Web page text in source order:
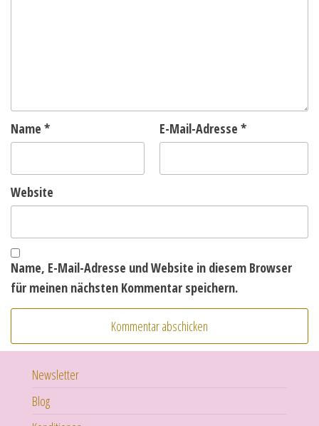
Name * E-Mail-Adresse *
Website
Name, E-Mail-Adresse und Website in diesem Browser
für meinen nächsten Kommentar speichern.
Newsletter
Blog